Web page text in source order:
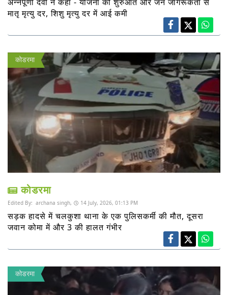
मातृ मृत्यु दर, शिशु मृत्यु दर में आई कमी
कोडरमा
कोडरमा
Edited By: archana singh, 14 July, 2026, 01:13 PM
सड़क हादसे में चलकुशा थाना के एक पुलिसकर्मी की मौत, दूसरा
जवान कोमा में और 3 की हालत गंभीर
कोडरमा